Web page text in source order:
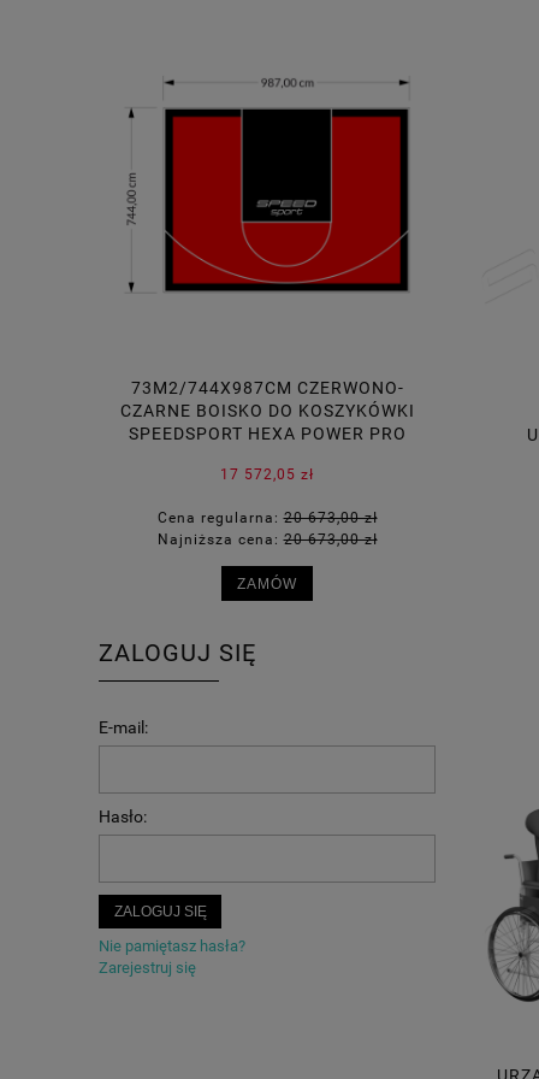
73M2/744X987CM CZERWONO-
CZARNE BOISKO DO KOSZYKÓWKI
SPEEDSPORT HEXA POWER PRO
17 572,05 zł
Cena regularna:20 673,00 zł
Najniższa cena:20 673,00 zł
ZAMÓW
ZALOGUJ SIĘ
E-mail:
Hasło:
ZALOGUJ SIĘ
Nie pamiętasz hasła?
Zarejestruj się